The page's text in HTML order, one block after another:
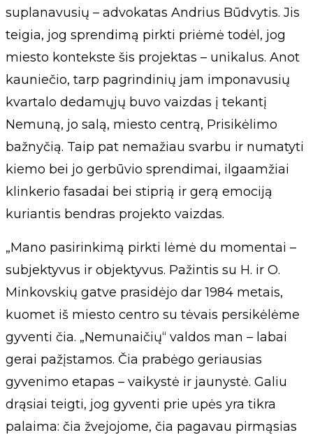
suplanavusių – advokatas Andrius Būdvytis. Jis
teigia, jog sprendimą pirkti priėmė todėl, jog
miesto kontekste šis projektas – unikalus. Anot
kauniečio, tarp pagrindinių jam imponavusių
kvartalo dedamųjų buvo vaizdas į tekantį
Nemuną, jo salą, miesto centrą, Prisikėlimo
bažnyčią. Taip pat nemažiau svarbu ir numatyti
kiemo bei jo gerbūvio sprendimai, ilgaamžiai
klinkerio fasadai bei stiprią ir gerą emociją
kuriantis bendras projekto vaizdas.
„Mano pasirinkimą pirkti lėmė du momentai –
subjektyvus ir objektyvus. Pažintis su H. ir O.
Minkovskių gatve prasidėjo dar 1984 metais,
kuomet iš miesto centro su tėvais persikėlėme
gyventi čia. „Nemunaičių“ valdos man – labai
gerai pažįstamos. Čia prabėgo geriausias
gyvenimo etapas – vaikystė ir jaunystė. Galiu
drąsiai teigti, jog gyventi prie upės yra tikra
palaima: čia žvejojome, čia pagavau pirmąsias